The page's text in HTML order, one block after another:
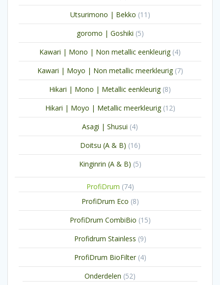
producten
Utsurimono | Bekko 11 11
producten
goromo | Goshiki 55
producten
Kawari | Mono | Non metallic eenkleurig 44
producten
Kawari | Moyo | Non metallic meerkleurig 77
producten
Hikari | Mono | Metallic eenkleurig 88
producten
Hikari | Moyo | Metallic meerkleurig 1212
producten
Asagi | Shusui 44
producten
Doitsu (A & B) 1616
producten
Kinginrin (A & B) 55
ProfiDrum 7474
ProfiDrum Eco 88
producten
ProfiDrum CombiBio 1515
producten
Profidrum Stainless 99
producten
ProfiDrum BioFilter 44
producten
Onderdelen 5252